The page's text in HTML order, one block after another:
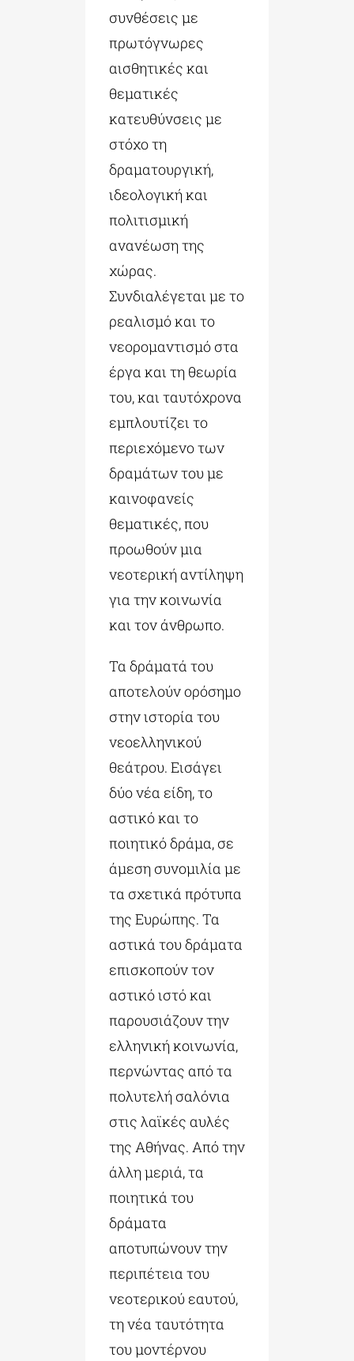
συνθέσεις με
πρωτόγνωρες
αισθητικές και
θεματικές
κατευθύνσεις με
στόχο τη
δραματουργική,
ιδεολογική και
πολιτισμική
ανανέωση της
χώρας.
Συνδιαλέγεται με το
ρεαλισμό και το
νεορομαντισμό στα
έργα και τη θεωρία
του, και ταυτόχρονα
εμπλουτίζει το
περιεχόμενο των
δραμάτων του με
καινοφανείς
θεματικές, που
προωθούν μια
νεοτερική αντίληψη
για την κοινωνία
και τον άνθρωπο.
Τα δράματά του
αποτελούν ορόσημο
στην ιστορία του
νεοελληνικού
θεάτρου. Εισάγει
δύο νέα είδη, το
αστικό και το
ποιητικό δράμα, σε
άμεση συνομιλία με
τα σχετικά πρότυπα
της Ευρώπης. Τα
αστικά του δράματα
επισκοπούν τον
αστικό ιστό και
παρουσιάζουν την
ελληνική κοινωνία,
περνώντας από τα
πολυτελή σαλόνια
στις λαϊκές αυλές
της Αθήνας. Από την
άλλη μεριά, τα
ποιητικά του
δράματα
αποτυπώνουν την
περιπέτεια του
νεοτερικού εαυτού,
τη νέα ταυτότητα
του μοντέρνου